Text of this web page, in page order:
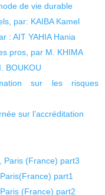
de vie durable
par: KAIBA Kamel
: AIT YAHIA Hania
pros, par M. KHIMA
BOUKOU
sur les risques
sur l’accréditation
Paris (France) part3
part1
(France) part2